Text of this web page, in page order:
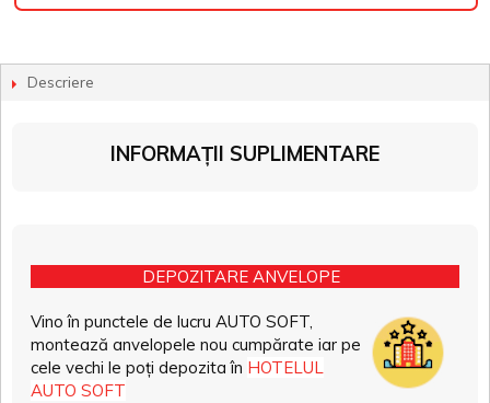
Descriere
INFORMAȚII SUPLIMENTARE
DEPOZITARE ANVELOPE
Vino în punctele de lucru AUTO SOFT,
montează anvelopele nou cumpărate iar pe
cele vechi le poți depozita în HOTELUL
AUTO SOFT